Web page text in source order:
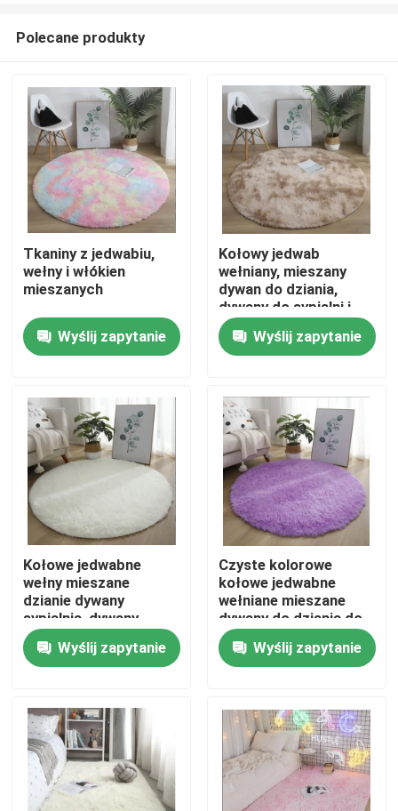
Dom
Produkty
Filmy
O nas
Wycieczka po fabryce
Kontrola jakości
Poprosić o wycenę
Dywany podłogowe do sypialni
Dywany podłogowe do salonu
Polecane produkty
Tkaniny z jedwabiu,
wełny i włókien
mieszanych
Wyślij zapytanie
Kołowy jedwab
wełniany, mieszany
dywan do dziania,
dywany do sypialni i
salonu
Wyślij zapytanie
Kołowe jedwabne
wełny mieszane
dzianie dywany
sypialnia, dywany
salonowe
Wyślij zapytanie
Czyste kolorowe
kołowe jedwabne
wełniane mieszane
dywany do dziania do
sypialni i salonu
Wyślij zapytanie